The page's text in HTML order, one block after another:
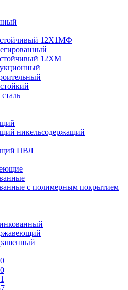
12Х1МФ
12ХМ
никельсодержащий
ПВЛ
с полимерным покрытием